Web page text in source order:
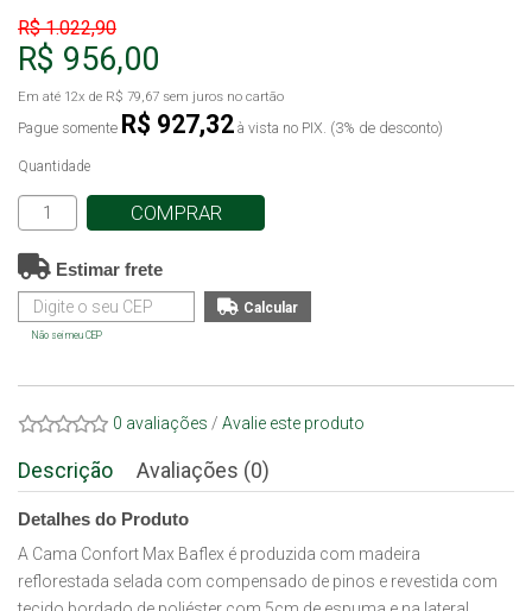
R$ 1.022,90
R$ 956,00
Em até 12x de R$ 79,67 sem juros no cartão
Pague somente R$ 927,32 à vista no PIX. (3% de desconto)
Quantidade
COMPRAR
Estimar frete
Não sei meu CEP
0 avaliações / Avalie este produto
Descrição Avaliações (0)
Detalhes do Produto
A Cama Confort Max Baflex é produzida com madeira
reflorestada selada com compensado de pinos e revestida com